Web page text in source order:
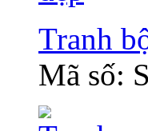
Tranh
Mã số: